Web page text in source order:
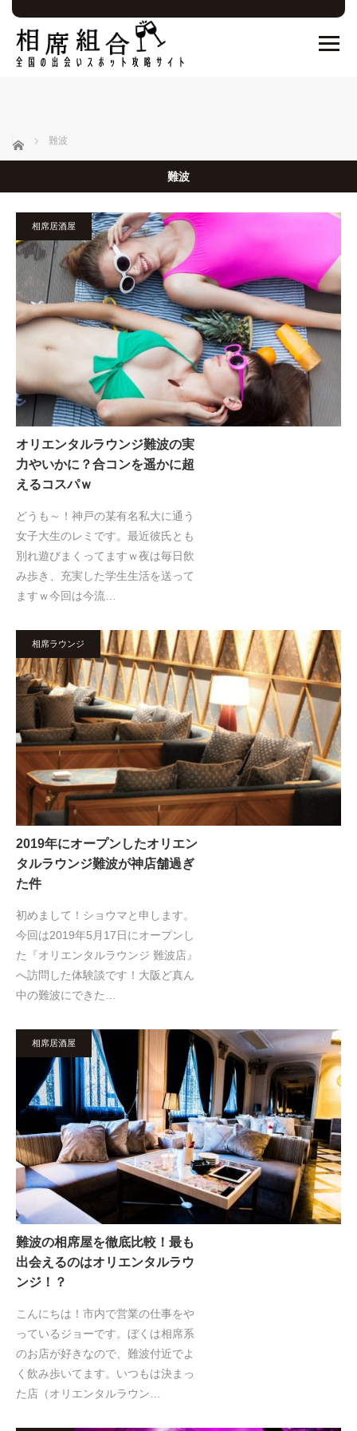
ホーム 難波
難波
相席居酒屋
オリエンタルラウンジ難波の実
力やいかに？合コンを遥かに超
えるコスパｗ
どうも～！神戸の某有名私大に通う
女子大生のレミです。最近彼氏とも
別れ遊びまくってますｗ夜は毎日飲
み歩き、充実した学生生活を送って
ますｗ今回は今流…
相席ラウンジ
2019年にオープンしたオリエン
タルラウンジ難波が神店舗過ぎ
た件
初めまして！ショウマと申します。
今回は2019年5月17日にオープンし
た『オリエンタルラウンジ 難波店』
へ訪問した体験談です！大阪ど真ん
中の難波にできた…
相席居酒屋
難波の相席屋を徹底比較！最も
出会えるのはオリエンタルラウ
ンジ！？
こんにちは！市内で営業の仕事をや
っているジョーです。ぼくは相席系
のお店が好きなので、難波付近でよ
く飲み歩いてます。いつもは決まっ
た店（オリエンタルラウン…